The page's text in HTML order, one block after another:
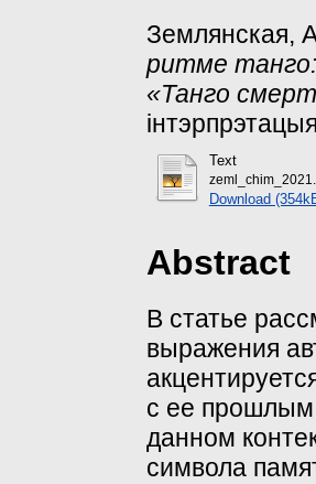
Землянская,
ритме
«Танго
Text
Download
Abstract
В статье
выражения
с ее прошлым
данном
символа